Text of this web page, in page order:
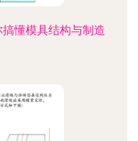
懂模具结构与制造